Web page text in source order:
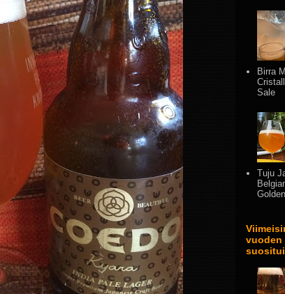
Birra
Sale
Tuju
vuoden